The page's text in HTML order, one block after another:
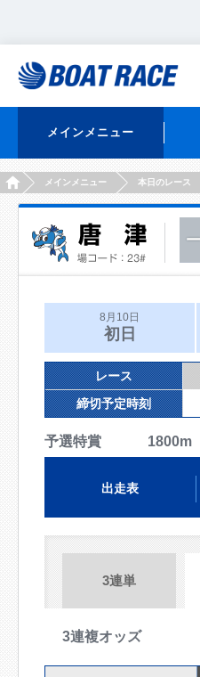
メインメニュー
HOMEメインメニュー 本日のレース
8月10日
初日
レース
締切予定時刻
予選特賞 1800m
出走表
3連単
3連複オッズ